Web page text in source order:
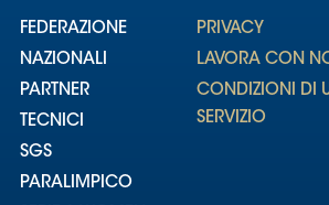
FEDERAZIONE
NAZIONALI
PARTNER
TECNICI
SGS
PARALIMPICO
PRIVACY
LAVORA CON
CONDIZIONI DI
SERVIZIO